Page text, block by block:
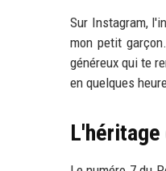
Sur Instagram,
mon petit
généreux qui te
en quelques
L'héritage